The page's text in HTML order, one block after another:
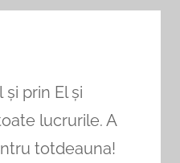
și prin El și
lucrurile. A
totdeauna!